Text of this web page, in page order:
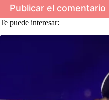
Publicar el comentario
Te puede interesar: